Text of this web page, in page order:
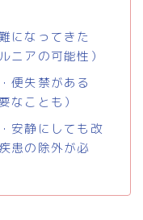
になってきた
ニアの可能性）
便失禁がある
なことも）
安静にしても改
患の除外が必